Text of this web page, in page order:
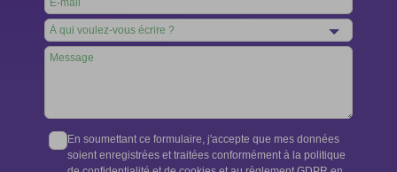
En soumettant ce formulaire, j'accepte que mes données
soient enregistrées et traitées conformément à la politique